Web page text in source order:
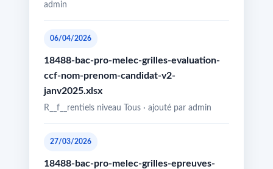
admin
06/04/2026
18488-bac-pro-melec-grilles-evaluation-
ccf-nom-prenom-candidat-v2-
janv2025.xlsx
R__f__rentiels niveau Tous · ajouté par admin
27/03/2026
18488-bac-pro-melec-grilles-epreuves-